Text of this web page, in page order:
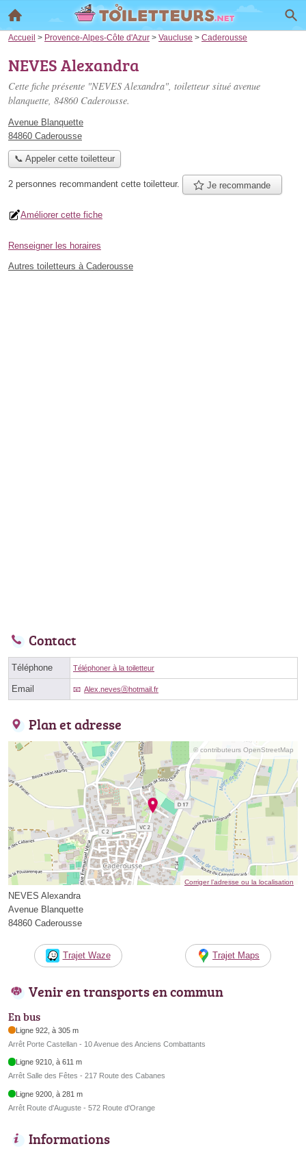
Accueil > Provence-Alpes-Côte d'Azur > Vaucluse > Caderousse
NEVES Alexandra
Cette fiche présente "NEVES Alexandra", toiletteur situé avenue
blanquette, 84860 Caderousse.
Avenue Blanquette
84860 Caderousse
📞 Appeler cette toiletteur
2 personnes recommandent cette toiletteur. Je recommande
Améliorer cette fiche
Renseigner les horaires
Autres toiletteurs à Caderousse
Contact
Téléphone Téléphoner à la toiletteur
Email Alex.nevesⓐhotmail.fr
Plan et adresse
© contributeurs OpenStreetMap
Corriger l’adresse ou la localisation
NEVES Alexandra
Avenue Blanquette
84860 Caderousse
Trajet Waze Trajet Maps
Venir en transports en commun
En bus
Ligne 922, à 305 m
Arrêt Porte Castellan - 10 Avenue des Anciens Combattants
Ligne 9210, à 611 m
Arrêt Salle des Fêtes - 217 Route des Cabanes
Ligne 9200, à 281 m
Arrêt Route d'Auguste - 572 Route d'Orange
Informations